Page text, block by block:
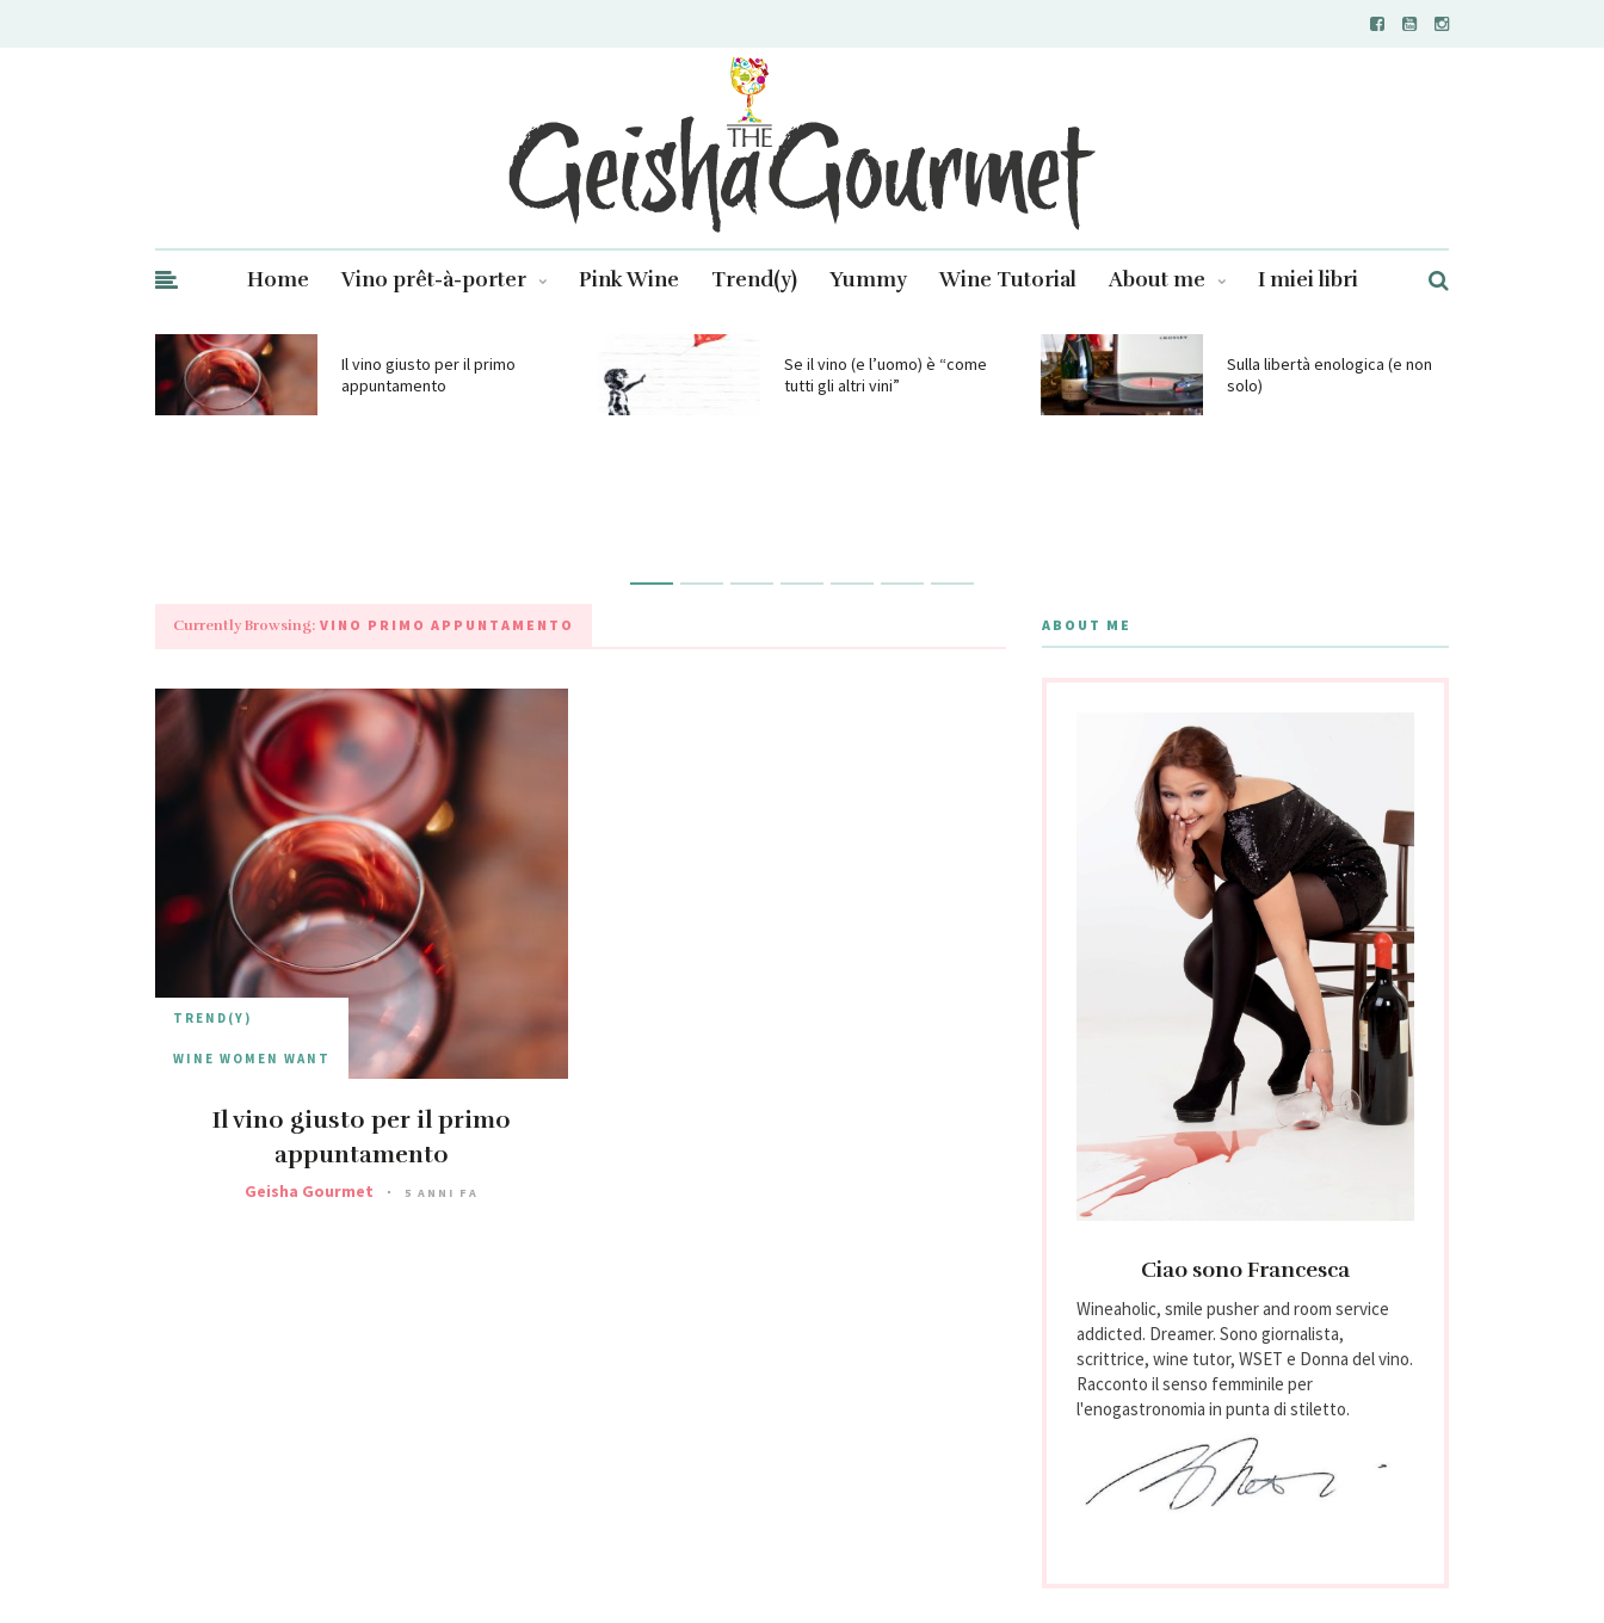
Home Vino prêt-à-porter Pink Wine Trend(y) Yummy Wine Tutorial About me I miei libri
Il vino giusto per il primo
appuntamento
Se il vino (e l’uomo) è “come
tutti gli altri vini”
Sulla libertà enologica (e non
solo)
Currently Browsing: VINO PRIMO APPUNTAMENTO
TREND(Y)
WINE WOMEN WANT
Il vino giusto per il primo
appuntamento
Geisha Gourmet 5 ANNI FA
ABOUT ME
Ciao sono Francesca
Wineaholic, smile pusher and room service
addicted. Dreamer. Sono giornalista,
scrittrice, wine tutor, WSET e Donna del vino.
Racconto il senso femminile per
l'enogastronomia in punta di stiletto.